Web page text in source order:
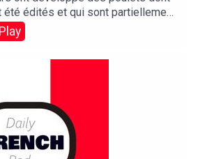
été édités et qui sont partiellement
grippe
:Researchers have developed
that are partially resistant
Play